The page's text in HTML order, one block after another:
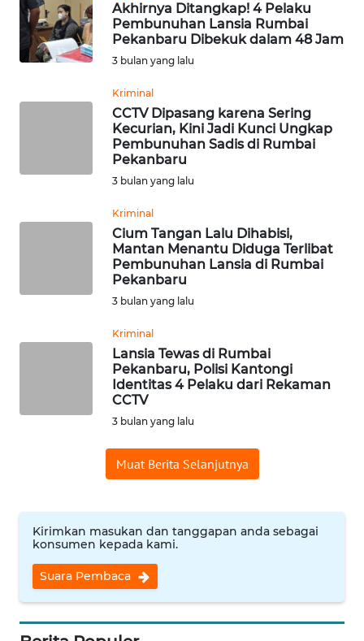
Akhirnya Ditangkap! 4 Pelaku
Pembunuhan Lansia Rumbai
Pekanbaru Dibekuk dalam 48 Jam
3 bulan yang lalu
Kriminal
CCTV Dipasang karena Sering
Kecurian, Kini Jadi Kunci Ungkap
Pembunuhan Sadis di Rumbai
Pekanbaru
3 bulan yang lalu
Kriminal
Cium Tangan Lalu Dihabisi,
Mantan Menantu Diduga Terlibat
Pembunuhan Lansia di Rumbai
Pekanbaru
3 bulan yang lalu
Kriminal
Lansia Tewas di Rumbai
Pekanbaru, Polisi Kantongi
Identitas 4 Pelaku dari Rekaman
CCTV
3 bulan yang lalu
Muat Berita Selanjutnya
Kirimkan masukan dan tanggapan anda sebagai
konsumen kepada kami.
Suara Pembaca
CIANJUR
WN
WN
SUKABUMI
PURWAKARTA